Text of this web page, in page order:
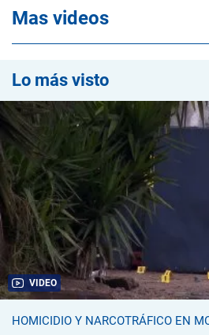
Mas videos
Lo más visto
VIDEO
HOMICIDIO Y NARCOTRÁFICO EN